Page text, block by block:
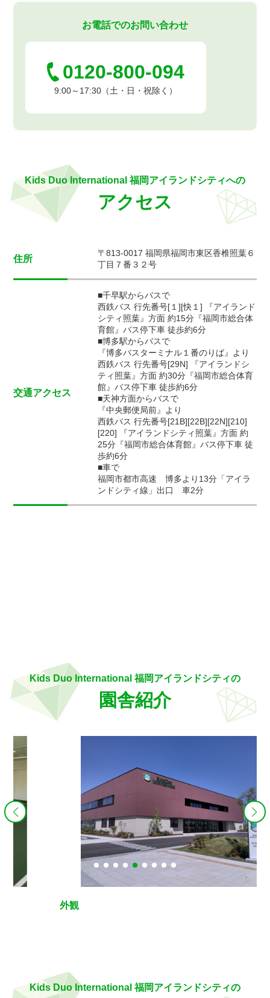
お電話でのお問い合わせ
0120-800-094
9:00～17:30（土・日・祝除く）
Kids Duo International 福岡アイランドシティへの
アクセス
住所
〒813-0017 福岡県福岡市東区香椎照葉６
丁目７番３２号
交通アクセス
■千早駅からバスで
西鉄バス 行先番号[１][快１] 『アイランド
シティ照葉』方面 約15分『福岡市総合体
育館』バス停下車 徒歩約6分
■博多駅からバスで
『博多バスターミナル１番のりば』より
西鉄バス 行先番号[29N] 『アイランドシ
ティ照葉』方面 約30分『福岡市総合体育
館』バス停下車 徒歩約6分
■天神方面からバスで
『中央郵便局前』より
西鉄バス 行先番号[21B][22B][22N][210]
[220] 『アイランドシティ照葉』方面 約
25分『福岡市総合体育館』バス停下車 徒
歩約6分
■車で
福岡市都市高速 博多より13分「アイラ
ンドシティ線」出口 車2分
Kids Duo International 福岡アイランドシティの
園舎紹介
Kids Duo International 福岡アイランドシティの